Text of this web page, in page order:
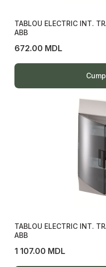
TABLOU ELECTRIC INT.
ABB
672.00 MDL
TABLOU ELECTRIC INT.
ABB
1 107.00 MDL